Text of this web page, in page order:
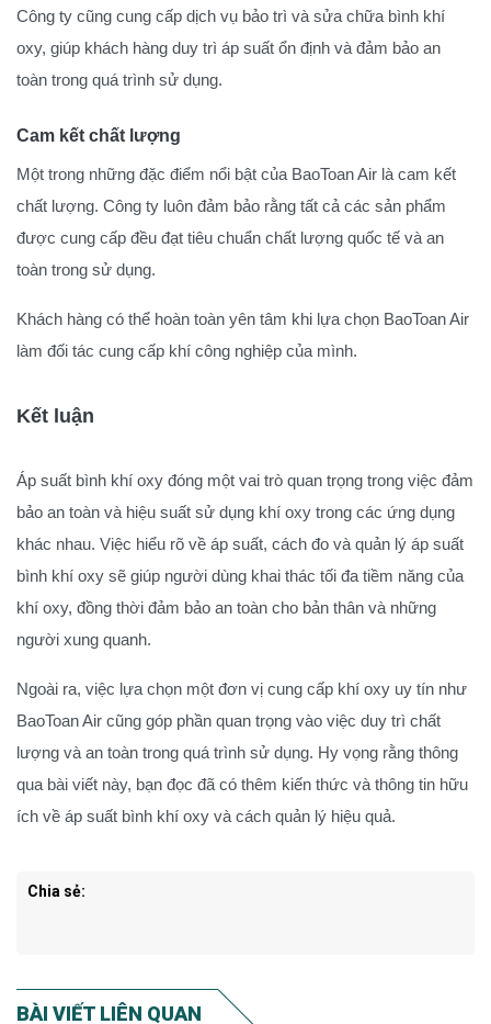
Công ty cũng cung cấp dịch vụ bảo trì và sửa chữa bình khí
oxy, giúp khách hàng duy trì áp suất ổn định và đảm bảo an
toàn trong quá trình sử dụng.
Cam kết chất lượng
Một trong những đặc điểm nổi bật của BaoToan Air là cam kết
chất lượng. Công ty luôn đảm bảo rằng tất cả các sản phẩm
được cung cấp đều đạt tiêu chuẩn chất lượng quốc tế và an
toàn trong sử dụng.
Khách hàng có thể hoàn toàn yên tâm khi lựa chọn BaoToan Air
làm đối tác cung cấp khí công nghiệp của mình.
Kết luận
Áp suất bình khí oxy đóng một vai trò quan trọng trong việc đảm
bảo an toàn và hiệu suất sử dụng khí oxy trong các ứng dụng
khác nhau. Việc hiểu rõ về áp suất, cách đo và quản lý áp suất
bình khí oxy sẽ giúp người dùng khai thác tối đa tiềm năng của
khí oxy, đồng thời đảm bảo an toàn cho bản thân và những
người xung quanh.
Ngoài ra, việc lựa chọn một đơn vị cung cấp khí oxy uy tín như
BaoToan Air cũng góp phần quan trọng vào việc duy trì chất
lượng và an toàn trong quá trình sử dụng. Hy vọng rằng thông
qua bài viết này, bạn đọc đã có thêm kiến thức và thông tin hữu
ích về áp suất bình khí oxy và cách quản lý hiệu quả.
Chia sẻ:
BÀI VIẾT LIÊN QUAN